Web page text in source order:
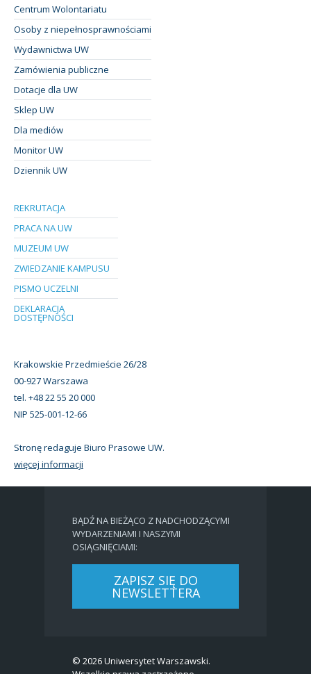
Centrum Wolontariatu
Osoby z niepełnosprawnościami
Wydawnictwa UW
Zamówienia publiczne
Dotacje dla UW
Sklep UW
Dla mediów
Monitor UW
Dziennik UW
REKRUTACJA
PRACA NA UW
MUZEUM UW
ZWIEDZANIE KAMPUSU
PISMO UCZELNI
DEKLARACJA
DOSTĘPNOŚCI
Krakowskie Przedmieście 26/28
00-927 Warszawa
tel. +48 22 55 20 000
NIP 525-001-12-66
Stronę redaguje Biuro Prasowe UW.
więcej informacji
BĄDŹ NA BIEŻĄCO Z NADCHODZĄCYMI
WYDARZENIAMI I NASZYMI
OSIĄGNIĘCIAMI:
ZAPISZ SIĘ DO
NEWSLETTERA
© 2026 Uniwersytet Warszawski.